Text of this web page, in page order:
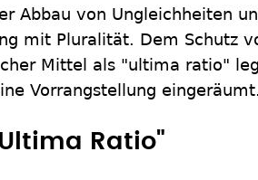
Abbau von Ungleichheiten
mit Pluralität. Dem Schutz
Mittel als "ultima ratio"
Vorrangstellung
Ratio"